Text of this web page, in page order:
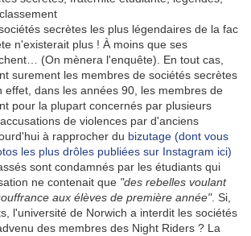
secrètes les plus légendaires de la fac
n'existerait plus ! À moins que ses
(On mènera l'enquête). En tout cas,
surement les membres de sociétés secrètes
effet, dans les années 90, les membres de
pour la plupart concernés par plusieurs
de violences par d'anciens
à rapprocher du bizutage (dont vous
les plus drôles publiées sur Instagram ici)
sont condamnés par les étudiants qui
ne contenait que "des rebelles voulant
aux élèves de première année". Si,
l'université de Norwich a interdit les sociétés
des membres des Night Riders ? La